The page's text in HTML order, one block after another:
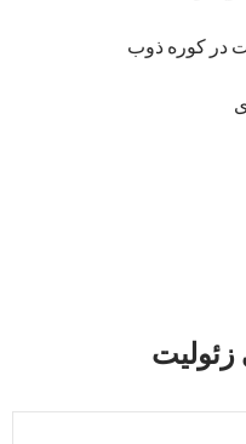
در کوره ذوب